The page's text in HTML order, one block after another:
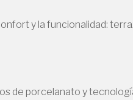
y la funcionalidad:
de porcelanato y